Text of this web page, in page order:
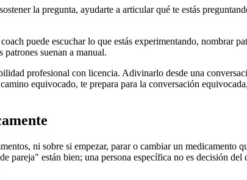
la pregunta, ayudarte a articular qué te estás
puede escuchar lo que estás experimentando, nombrar
suenan a manual.
profesional con licencia. Adivinarlo desde una
equivocado, te prepara para la conversación
ni sobre si empezar, parar o cambiar un medicamento
pareja" están bien; una persona específica no es decisión